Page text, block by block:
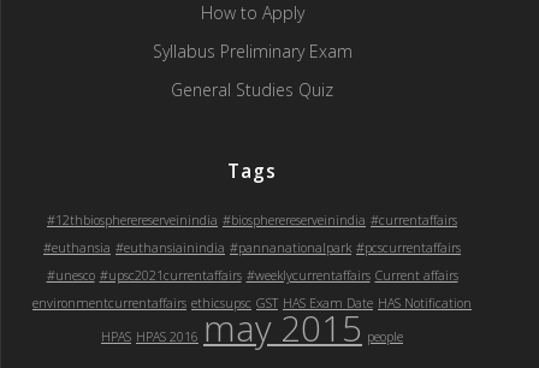
How to Apply
Syllabus Preliminary Exam
General Studies Quiz
Tags
#12thbiospherereserveinindia #biospherereserveinindia #currentaffairs
#euthansia #euthansiainindia #pannanationalpark #pcscurrentaffairs
#unesco #upsc2021currentaffairs #weeklycurrentaffairs Current affairs
environmentcurrentaffairs ethicsupsc GST HAS Exam Date HAS Notification
HPAS HPAS 2016 may 2015 people